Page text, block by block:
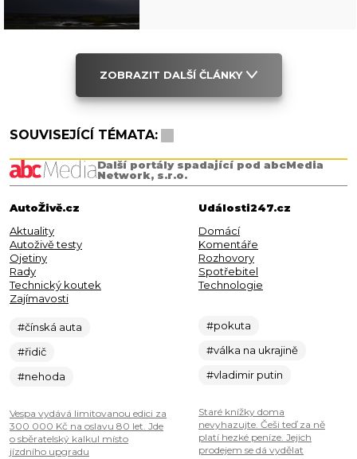
ZOBRAZIT DALŠÍ ČLÁNKY
SOUVISEJÍCÍ TÉMATA:
Další portály spadající pod abcMedia
Network, s.r.o.
AutoŽivě.cz
Aktuality
Autoživě testy
Ojetiny
Rady
Technický koutek
Zajímavosti
#čínská auta
#řidič
#nehoda
Vespa vydává limitovanou edici za
300 000 Kč na oslavu 80 let. Jde
o sběratelský kalkul místo
jízdního upgradu
Události247.cz
Domácí
Komentáře
Rozhovory
Spotřebitel
Technologie
#pokuta
#válka na ukrajině
#vladimir putin
Staré knížky doma
nevyhazujte. Češi teď za ně
platí hezké peníze. Jejich
prodejem se dá vydělat